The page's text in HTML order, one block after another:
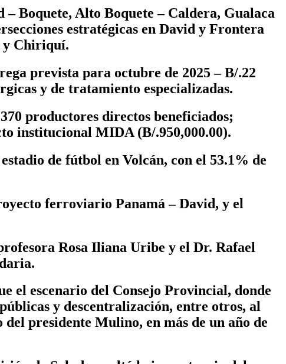
Boquete, Alto Boquete – Caldera, Gualaca
estratégicas en David y Frontera
y Chiriquí.
prevista para octubre de 2025 – B/.22
y de tratamiento especializadas.
productores directos beneficiados;
institucional MIDA (B/.950,000.00).
de fútbol en Volcán, con el 53.1% de
ferroviario Panamá – David, y el
Rosa Iliana Uribe y el Dr. Rafael
el escenario del Consejo Provincial, donde
y descentralización, entre otros, al
presidente Mulino, en más de un año de